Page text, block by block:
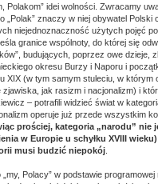
Polakom” idei wolności. Zwracamy
„Polak” znaczy w niej obywatel
niejednoznaczność użytych pojęć
granice wspólnoty, do której się
budujących, poprzez owe dzieje,
okresu Burzy i Naporu i
XIX (w tym samym stuleciu, w którym
zjawiska, jak rasizm i nacjonalizm) i
– potrafili widzieć świat w
operuje już przede wszystkim
prościej, kategoria „narodu” nie
w Europie u schyłku XVIII
musi budzić niepokój
„my, Polacy” w podstawie